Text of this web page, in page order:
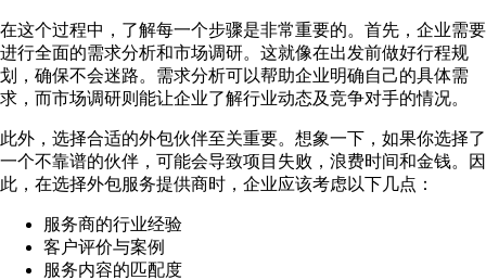
在这个过程中，了解每一个步骤是非常重要的。首先，企业需要
进行全面的需求分析和市场调研。这就像在出发前做好行程规
划，确保不会迷路。需求分析可以帮助企业明确自己的具体需
求，而市场调研则能让企业了解行业动态及竞争对手的情况。
此外，选择合适的外包伙伴至关重要。想象一下，如果你选择了
一个不靠谱的伙伴，可能会导致项目失败，浪费时间和金钱。因
此，在选择外包服务提供商时，企业应该考虑以下几点：
服务商的行业经验
客户评价与案例
服务内容的匹配度